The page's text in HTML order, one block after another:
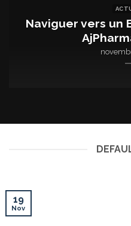
Naviguer vers un
19
Nov